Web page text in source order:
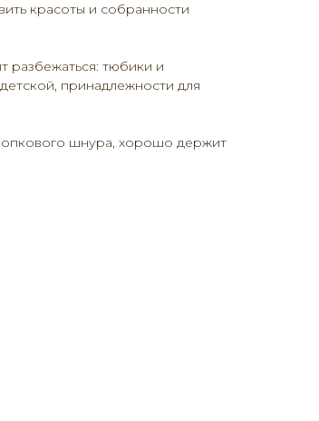
красоты и собранности
разбежаться: тюбики и
принадлежности для
шнура, хорошо держит